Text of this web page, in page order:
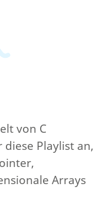
von C
Playlist an,
Arrays